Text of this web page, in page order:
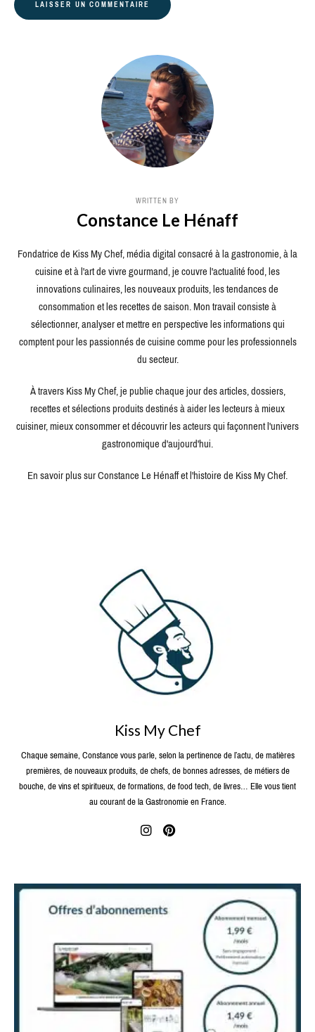
WRITTEN BY
Constance Le Hénaff
Fondatrice de Kiss My Chef, média digital consacré à la gastronomie, à la
cuisine et à l'art de vivre gourmand, je couvre l'actualité food, les
innovations culinaires, les nouveaux produits, les tendances de
consommation et les recettes de saison. Mon travail consiste à
sélectionner, analyser et mettre en perspective les informations qui
comptent pour les passionnés de cuisine comme pour les professionnels
du secteur.
À travers Kiss My Chef, je publie chaque jour des articles, dossiers,
recettes et sélections produits destinés à aider les lecteurs à mieux
cuisiner, mieux consommer et découvrir les acteurs qui façonnent l'univers
gastronomique d'aujourd'hui.
En savoir plus sur Constance Le Hénaff et l'histoire de Kiss My Chef.
Kiss My Chef
Chaque semaine, Constance vous parle, selon la pertinence de l’actu, de matières
premières, de nouveaux produits, de chefs, de bonnes adresses, de métiers de
bouche, de vins et spiritueux, de formations, de food tech, de livres… Elle vous tient
au courant de la Gastronomie en France.